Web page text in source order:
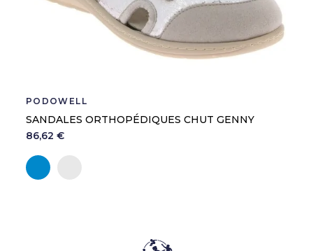
PODOWELL
SANDALES ORTHOPÉDIQUES CHUT GENNY
86,62 €
Bleu